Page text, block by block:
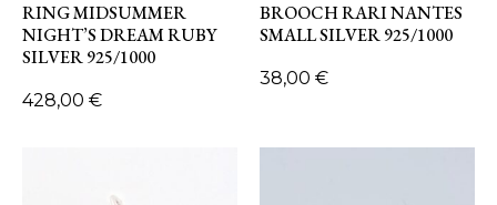
RING MIDSUMMER
NIGHT’S DREAM RUBY
SILVER 925/1000
428,00 €
BROOCH RARI NANTES
SMALL SILVER 925/1000
38,00 €